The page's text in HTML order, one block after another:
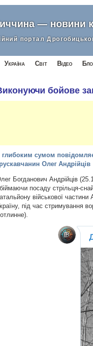
— новини
портал
Україна Світ Відео
бойове
глибоким сумом
Олег Андрійців
Богданович Андрійців
посаду стрільця-
військової
під час стримування